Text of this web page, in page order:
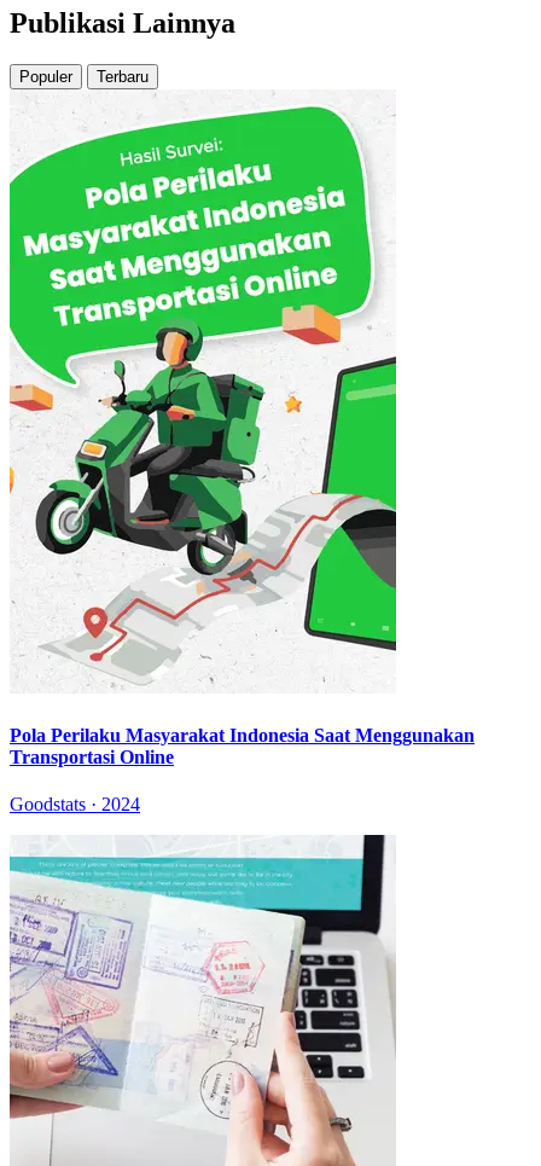
Publikasi Lainnya
Populer Terbaru
Pola Perilaku Masyarakat Indonesia Saat Menggunakan
Transportasi Online
Goodstats · 2024